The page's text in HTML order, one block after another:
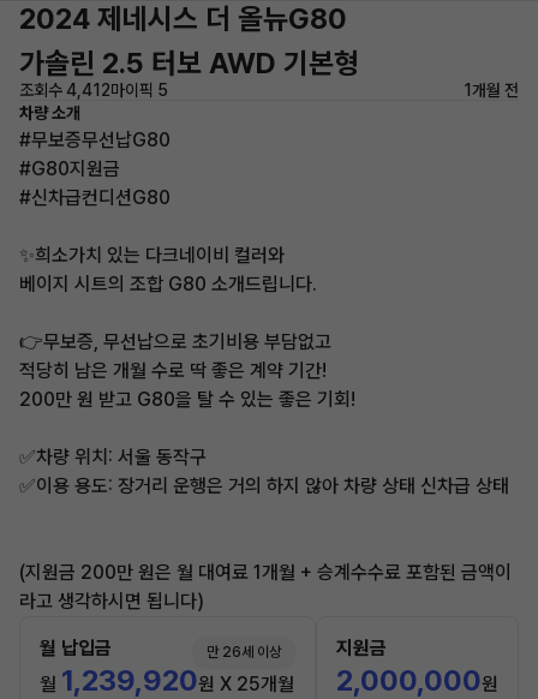
2024 제네시스 더 올뉴G80
가솔린 2.5 터보 AWD 기본형
조회수 4,412마이픽 5
1개월 전
차량 소개
#무보증무선납G80
#G80지원금
#신차급컨디션G80
✨희소가치 있는 다크네이비 컬러와
베이지 시트의 조합 G80 소개드립니다.
👉무보증, 무선납으로 초기비용 부담없고
적당히 남은 개월 수로 딱 좋은 계약 기간!
200만 원 받고 G80을 탈 수 있는 좋은 기회!
✅차량 위치: 서울 동작구
✅이용 용도: 장거리 운행은 거의 하지 않아 차량 상태 신차급 상태
(지원금 200만 원은 월 대여료 1개월 + 승계수수료 포함된 금액이
라고 생각하시면 됩니다)
월 납입금 만 26세 이상
월 1,239,920원 X 25개월
지원금
2,000,000원